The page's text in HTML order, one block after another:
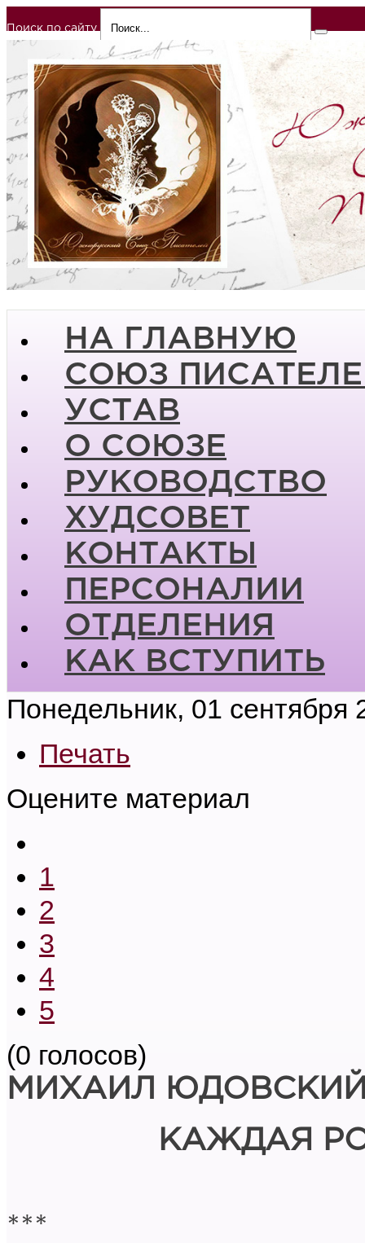
Поиск по сайту
НА ГЛАВНУЮ
СОЮЗ
УСТАВ
О СОЮЗЕ
РУКОВОДСТВО
ХУДСОВЕТ
КОНТАКТЫ
ПЕРСОНАЛИИ
ОТДЕЛЕНИЯ
КАК ВСТУПИТЬ
Понедельник, 01 сентября
Печать
Оцените материал
1
2
3
4
5
(0 голосов)
МИХАИЛ
КАЖДАЯ
***